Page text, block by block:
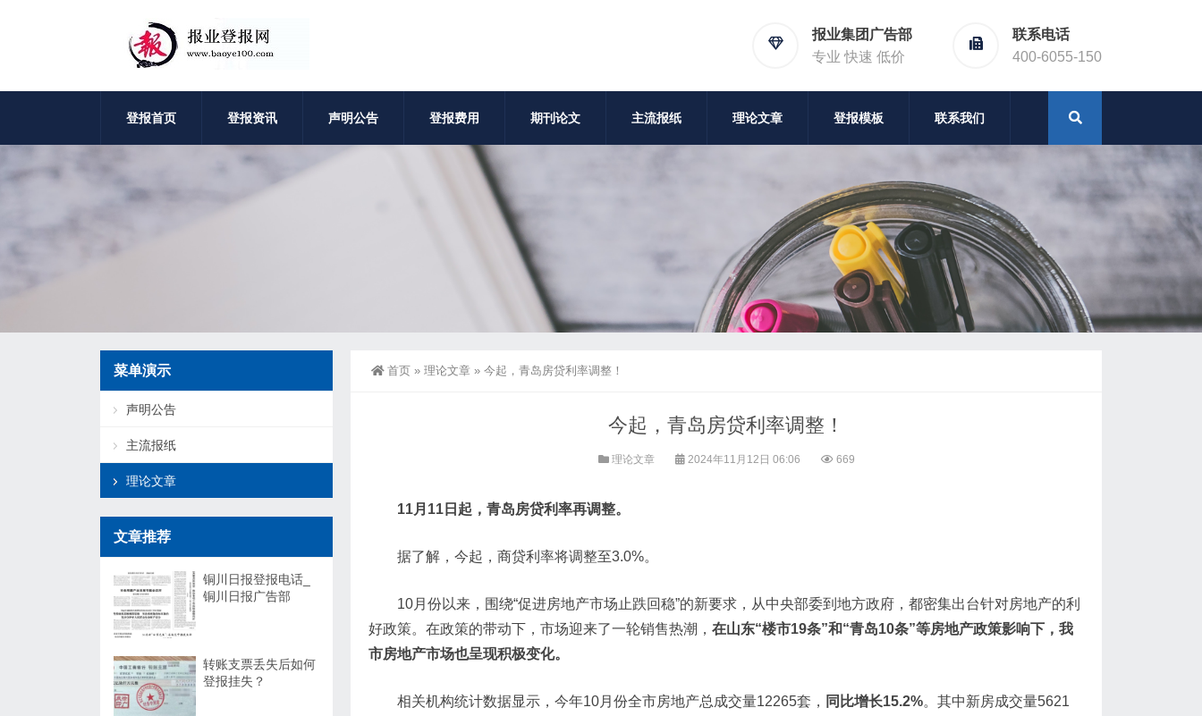
报业集团广告部
专业 快速 低价
联系电话
400-6055-150
登报首页 登报资讯 声明公告 登报费用 期刊论文 主流报纸 理论文章 登报模板 联系我们
首页 » 理论文章 » 今起，青岛房贷利率调整！
今起，青岛房贷利率调整！
理论文章 2024年11月12日 06:06 669
11月11日起， 青岛房贷利率再调整。
据了解，今起，商贷利率将调整至3.0%。
10月份以来，围绕“促进房地产市场止跌回稳”的新要求，从中央部委到地方政府，都密集出台针对房地产的利
好政策。在政策的带动下，市场迎来了一轮销售热潮， 在山东“楼市19条”和“青岛10条”等房地产政策影响下，我
市房地产市场也呈现积极变化。
相关机构统计数据显示，今年10月份全市房地产总成交量12265套， 同比增长15.2%。其中新房成交量5621
菜单演示
声明公告
主流报纸
理论文章
文章推荐
铜川日报登报电话_
铜川日报广告部
转账支票丢失后如何
登报挂失？